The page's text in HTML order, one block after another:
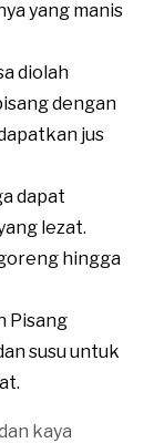
yang manis
diolah
dengan
jus
dapat
lezat.
hingga
Pisang
susu untuk
kaya